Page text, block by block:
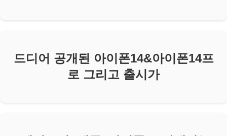
드디어 공개된 아이폰14&아이폰14프
로 그리고 출시가